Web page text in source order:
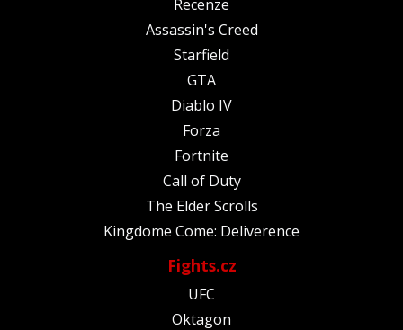
Recenze
Assassin's Creed
Starfield
GTA
Diablo IV
Forza
Fortnite
Call of Duty
The Elder Scrolls
Kingdome Come: Deliverence
Fights.cz
UFC
Oktagon